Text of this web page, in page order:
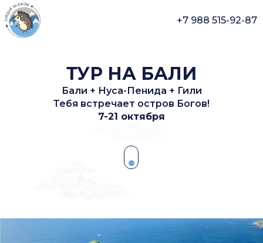
+7 988 515-92-87
ТУР НА БАЛИ
Бали + Нуса-Пенида + Гили
Тебя встречает остров Богов!
7-21 октября